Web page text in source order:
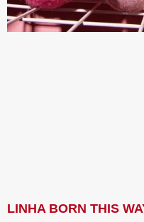
LINHA BORN THIS